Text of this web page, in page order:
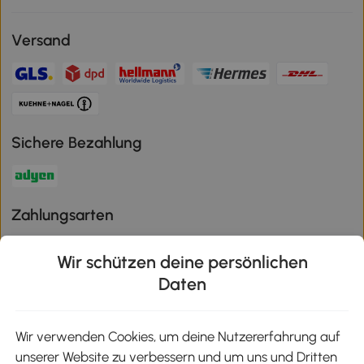
Versand
Sichere Bezahlung
Zahlungsarten
Wir schützen deine persönlichen
Daten
Wir verwenden Cookies, um deine Nutzererfahrung auf
unserer Website zu verbessern und um uns und Dritten